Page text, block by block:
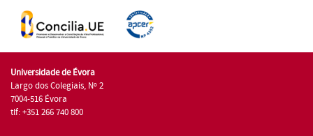
Universidade de Évora
Largo dos Colegiais, Nº 2
7004-516 Évora
tlf: +351 266 740 800